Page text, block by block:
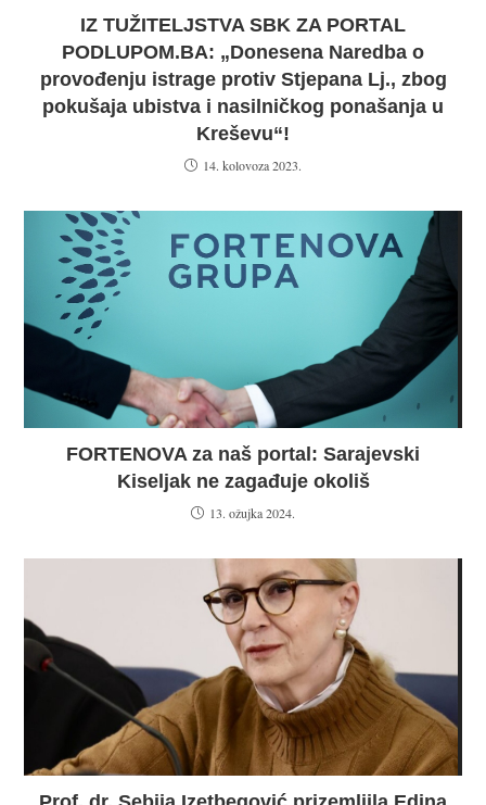
IZ TUŽITELJSTVA SBK ZA PORTAL
PODLUPOM.BA: „Donesena Naredba o
provođenju istrage protiv Stjepana Lj., zbog
pokušaja ubistva i nasilničkog ponašanja u
Kreševu“!
14. kolovoza 2023.
FORTENOVA za naš portal: Sarajevski
Kiseljak ne zagađuje okoliš
13. ožujka 2024.